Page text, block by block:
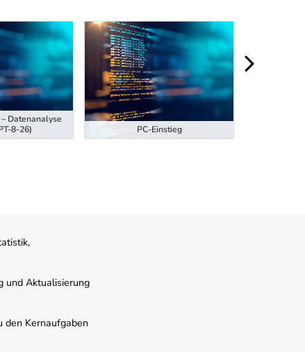
Datenanalyse
8-26)
PC-Einstieg
und Aktualisierung
Kernaufgaben